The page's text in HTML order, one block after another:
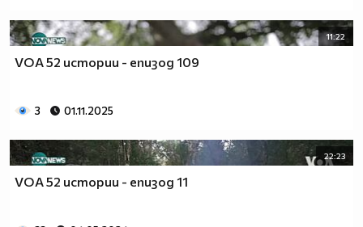
11:22
VOA 52 истории - епизод 109
3 01.11.2025
22:23
VOA 52 истории - епизод 11